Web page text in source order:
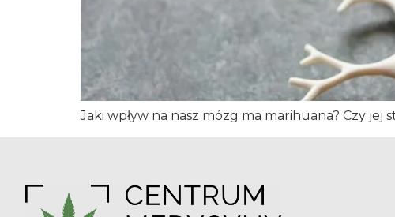
Jaki wpływ na nasz mózg ma marihuana? Czy